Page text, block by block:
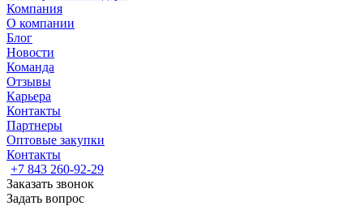
Компания
О компании
Блог
Новости
Команда
Отзывы
Карьера
Контакты
Партнеры
Оптовые закупки
Контакты
+7 843 260-92-29
Заказать звонок
Задать вопрос